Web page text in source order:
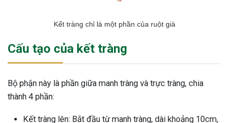
Kết tràng chỉ là một phần của ruột già
Cấu tạo của kết tràng
Bộ phận này là phần giữa manh tràng và trực tràng, chia
thành 4 phần:
Kết tràng lên: Bắt đầu từ manh tràng, dài khoảng 10cm,